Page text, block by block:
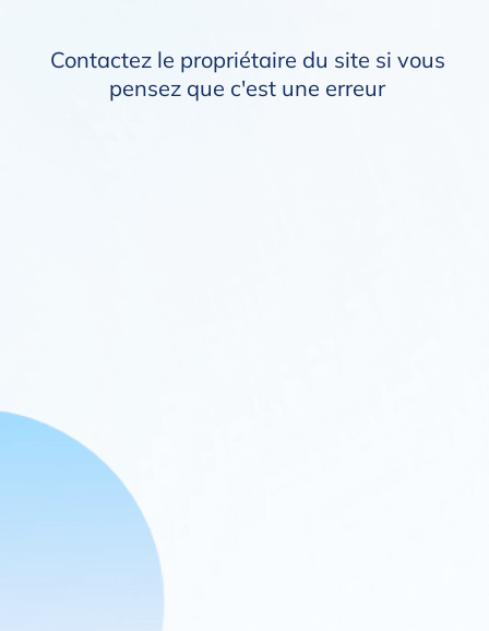
Contactez le propriétaire du site si vous
pensez que c'est une erreur